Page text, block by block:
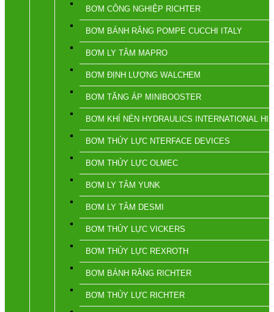
BƠM CÔNG NGHIỆP RICHTER
BƠM BÁNH RĂNG POMPE CUCCHI ITALY
BƠM LY TÂM MAPRO
BƠM ĐỊNH LƯỢNG WALCHEM
BƠM TĂNG ÁP MINIBOOSTER
BƠM KHÍ NÉN HYDRAULICS INTERNATIONAL HII
BƠM THỦY LỰC NTERFACE DEVICES
BƠM THỦY LỰC OLMEC
BƠM LY TÂM YUNK
BƠM LY TÂM DESMI
BƠM THỦY LỰC VICKERS
BƠM THỦY LỰC REXROTH
BƠM BÁNH RĂNG RICHTER
BƠM THỦY LỰC RICHTER